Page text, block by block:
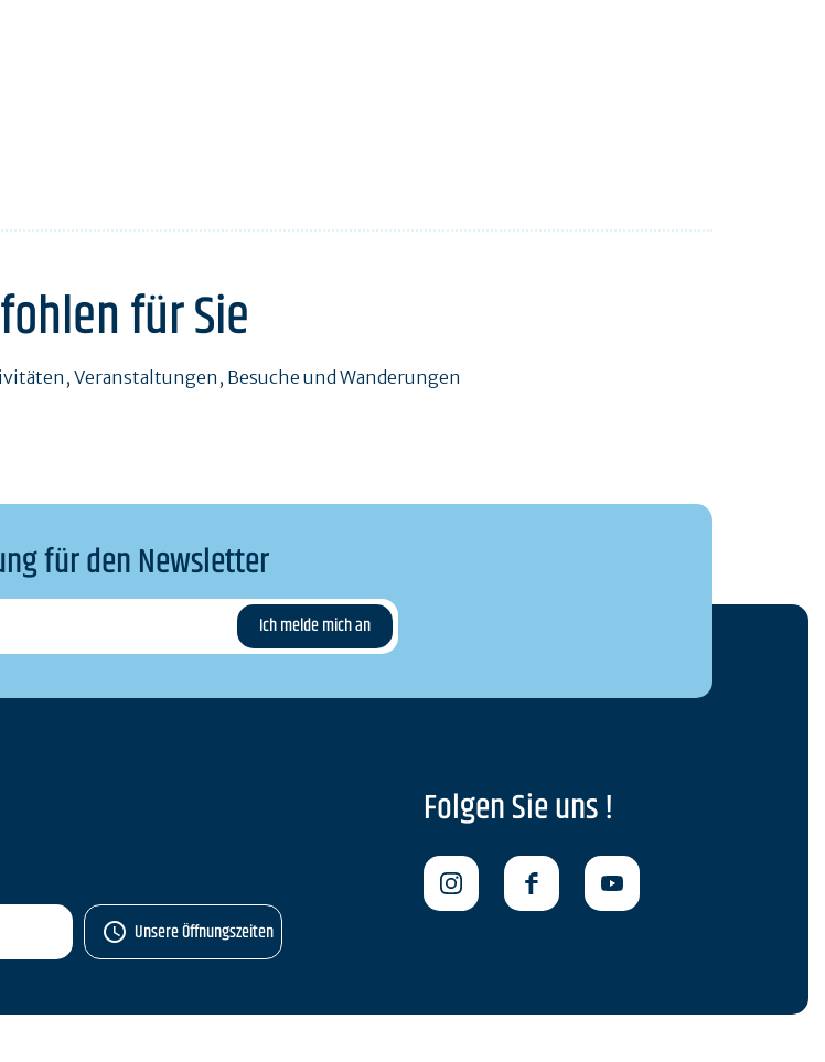
für Sie
Veranstaltungen, Besuche und Wanderungen
für den Newsletter
Unsere Öffnungszeiten
Folgen Sie uns !